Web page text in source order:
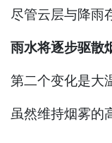
尽管云层与降雨
雨水将逐步驱散
第二个变化是大
虽然维持烟雾的